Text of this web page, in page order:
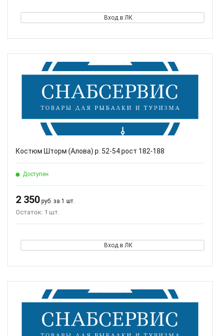
Вход в ЛК
Костюм Шторм (Алова) р. 52-54 рост 182-188
Доступен
2 350 руб. за 1 шт.
Остаток: 1 шт.
Вход в ЛК